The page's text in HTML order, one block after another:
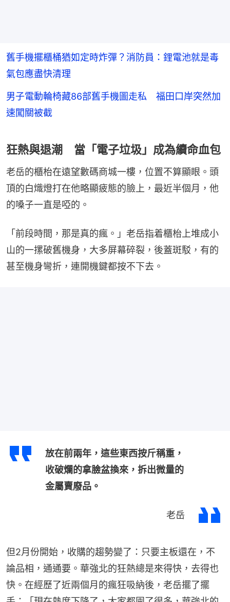
舊手機擺櫃桶猶如定時炸彈？消防員：鋰電池就是毒
氣包應盡快清理
男子電動輪椅藏86部舊手機圖走私 福田口岸突然加
速闖關被截
狂熱與退潮 當「電子垃圾」成為續命血包
老岳的櫃枱在遠望數碼商城一樓，位置不算顯眼。頭
頂的白熾燈打在他略顯疲態的臉上，最近半個月，他
的嗓子一直是啞的。
「前段時間，那是真的瘋。」老岳指着櫃枱上堆成小
山的一摞破舊機身，大多屏幕碎裂，後蓋斑駁，有的
甚至機身彎折，連開機鍵都按不下去。
放在前兩年，這些東西按斤稱重，
收破爛的拿臉盆換來，拆出微量的
金屬賣廢品。
老岳
但2月份開始，收購的趨勢變了：只要主板還在，不
論品相，通通要。華強北的狂熱總是來得快，去得也
快。在經歷了近兩個月的瘋狂吸納後，老岳擺了擺